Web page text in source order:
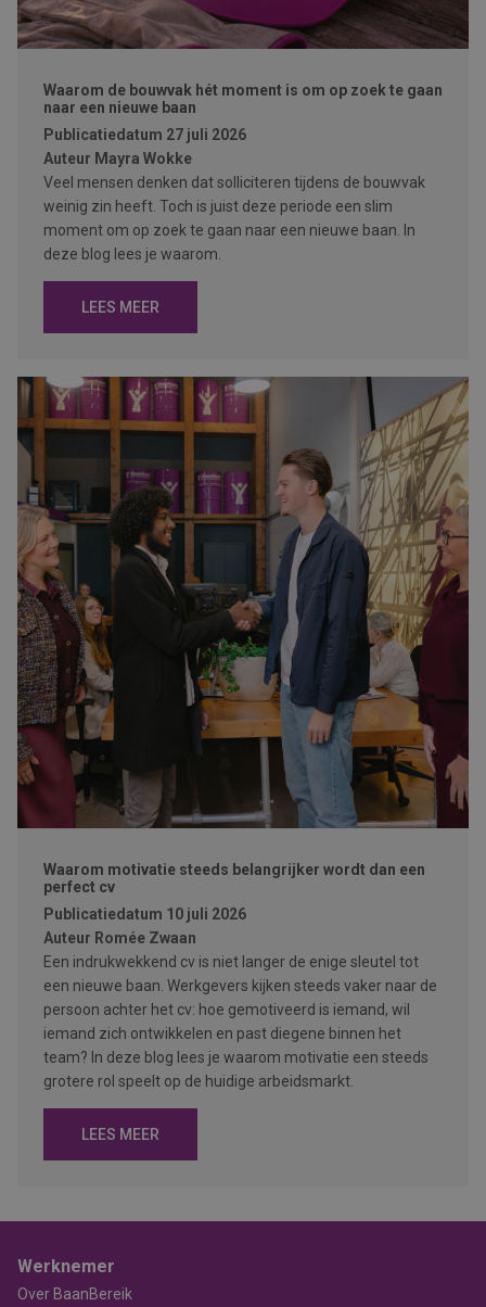
Waarom de bouwvak hét moment is om op zoek te gaan
naar een nieuwe baan
Publicatiedatum 27 juli 2026
Auteur Mayra Wokke
Veel mensen denken dat solliciteren tijdens de bouwvak
weinig zin heeft. Toch is juist deze periode een slim
moment om op zoek te gaan naar een nieuwe baan. In
deze blog lees je waarom.
LEES MEER
Waarom motivatie steeds belangrijker wordt dan een
perfect cv
Publicatiedatum 10 juli 2026
Auteur Romée Zwaan
Een indrukwekkend cv is niet langer de enige sleutel tot
een nieuwe baan. Werkgevers kijken steeds vaker naar de
persoon achter het cv: hoe gemotiveerd is iemand, wil
iemand zich ontwikkelen en past diegene binnen het
team? In deze blog lees je waarom motivatie een steeds
grotere rol speelt op de huidige arbeidsmarkt.
LEES MEER
Werknemer
Over BaanBereik